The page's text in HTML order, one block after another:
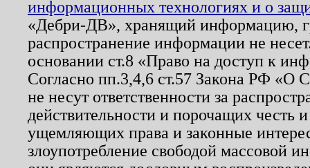
информационных технологиях и о
«Дебри-ДВ», хранящий информацию,
распространение информации не
основании ст.8 «Право на доступ к
Согласно пп.3,4,6 ст.57 Закона РФ «О
не несут ответственности за
действительности и порочащих честь
ущемляющих права и законные
злоупотребление свободой массовой